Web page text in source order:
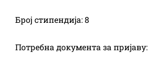
Број стипендија:8
Потребна документа за пријаву: